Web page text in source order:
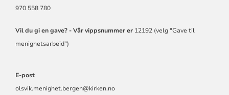
970 558 780
Vil du gi en gave? -Vår vippsnummer er 12192 (velg "Gave til
menighetsarbeid")
E-post
olsvik.menighet.bergen@kirken.no